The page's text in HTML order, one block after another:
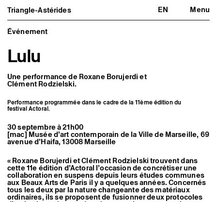
Triangle-Astérides EN Menu
Triangle-Astérides
Centre d’art contemporain
d’intérêt national
et résidence internationale d'artistes
Fermer
Présentation
Équipe et gouvernance
Partenaires et réseaux
Adhérer / nous soutenir
Rapports d'activité
Programmation
Agenda : en cours et à venir
Événements
Programmation éditoriale
Médiation
Publics associés
Les Nouveaux Commanditaires
Événement
Lulu
Une performance de Roxane Borujerdi et
Clément Rodzielski.
Performance programmée dans le cadre de la 11ème édition du
festival Actoral.
30 septembre à 21h00
[mac] Musée d’art contemporain de la Ville de Marseille, 69
avenue d’Haifa, 13008 Marseille
« Roxane Borujerdi et Clément Rodzielski trouvent dans
cette 11e édition d’Actoral l’occasion de concrétiser une
collaboration en suspens depuis leurs études communes
aux Beaux Arts de Paris il y a quelques années. Concernés
tous les deux par la nature changeante des matériaux
ordinaires, ils se proposent de fusionner deux protocoles